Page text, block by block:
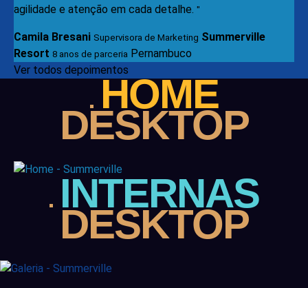
agilidade e atenção em cada detalhe. "
Camila Bresani Supervisora de Marketing Summerville
Resort 8 anos de parceria Pernambuco
Ver todos depoimentos
HOME
DESKTOP
INTERNAS
DESKTOP